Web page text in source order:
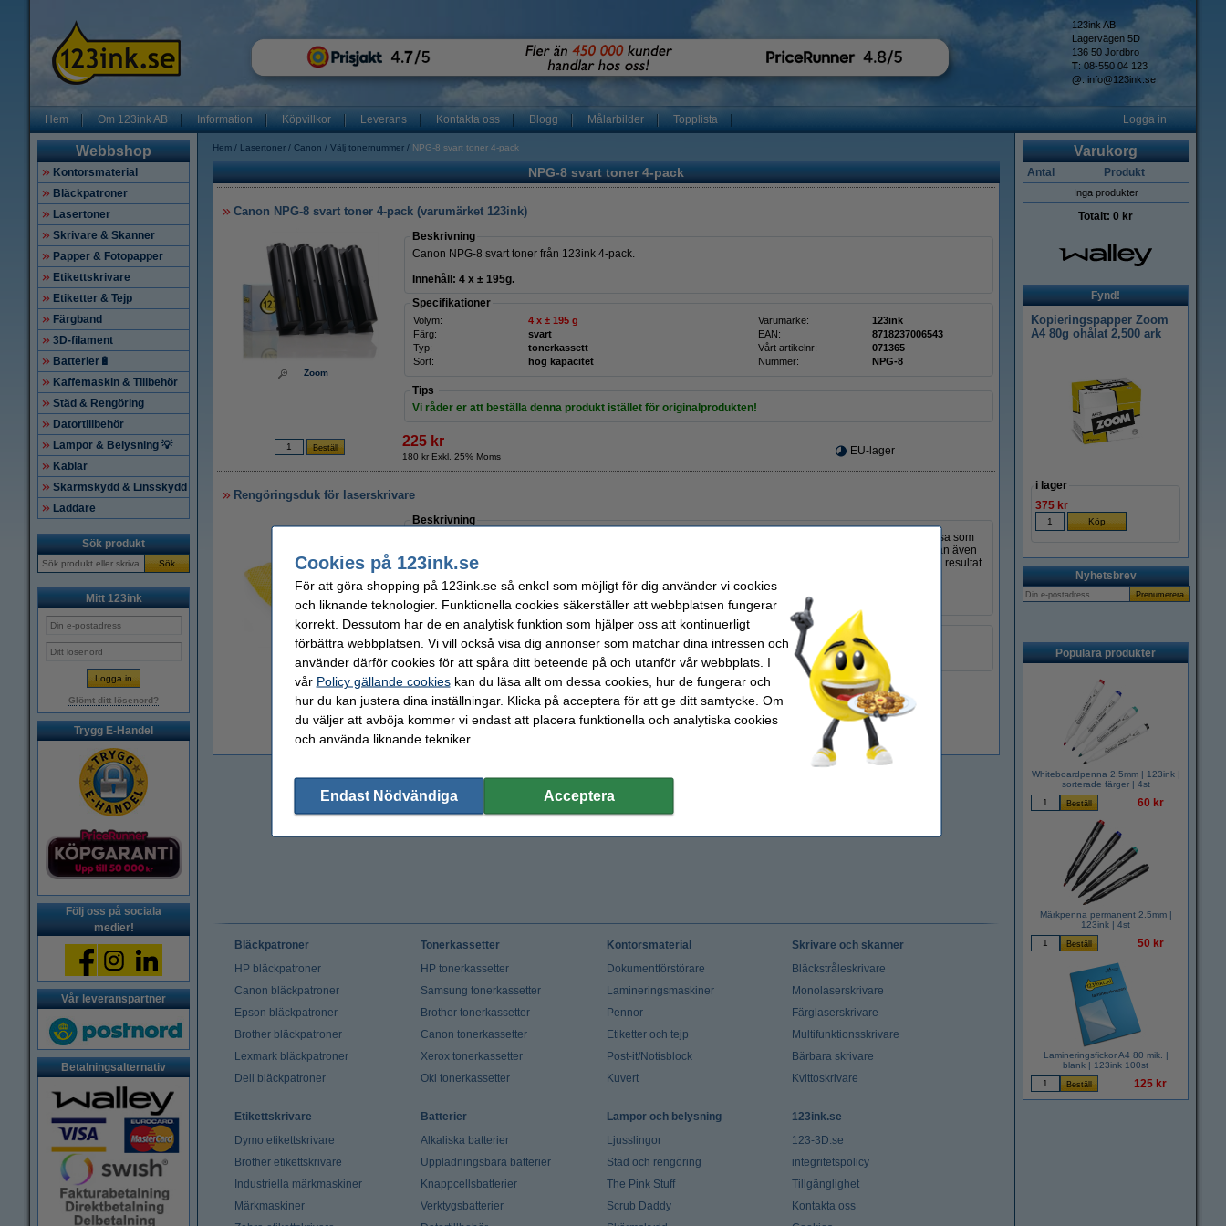
123ink AB
Lagervägen 5D
136 50 Jordbro
T: 08-550 04 123
@: info@123ink.se
Hem Om 123ink AB Information Köpvillkor Leverans Kontakta oss Blogg Målarbilder Topplista Logga in
Webbshop
Kontorsmaterial
Bläckpatroner
Lasertoner
Skrivare & Skanner
Papper & Fotopapper
Etikettskrivare
Etiketter & Tejp
Färgband
3D-filament
Batterier🔋
Kaffemaskin & Tillbehör
Städ & Rengöring
Datortillbehör
Lampor & Belysning 💡
Kablar
Skärmskydd & Linsskydd
Laddare
Sök produkt
Sök
Mitt 123ink
Glömt ditt lösenord?
Trygg E-Handel
Följ oss på sociala
medier!
Vår leveranspartner
Betalningsalternativ
Hem Lasertoner Canon Välj tonernummer NPG-8 svart toner 4-pack
NPG-8 svart toner 4-pack
Canon NPG-8 svart toner 4-pack (varumärket 123ink)
Zoom
Beskrivning
Canon NPG-8 svart toner från 123ink 4-pack.
Innehåll: 4 x ± 195g.
Specifikationer
Volym: 4 x ± 195 g Varumärke:
123ink
Färg:
svart EAN:
8718237006543
Typ:
tonerkassett Vårt artikelnr:
071365
Sort:
hög kapacitet Nummer: NPG-8
Tips
Vi råder er att beställa denna produkt istället för originalprodukten!
225 kr
180 kr Exkl. 25% Moms EU-lager
Rengöringsduk för laserskrivare
Zoom
Beskrivning
Denna rengöringsduk drar åt sig tonerpulver som sedan fäster sig till fibrerna. Till skillnad från en vanlig trasa som
lätt sprider tonerpulver snarare än plockar upp det, fäster sig tonerpulvret ordentligt till denna duk. Duken kan även
användas för att rengöra insidan av själva skrivaren samt för att få bort tonerpulver från händerna. För bästa resultat
OBS! Låt inte duken komma i kontakt med trumenheten (den glansiga cylindern).
Specifikationer
Typ: rengöringsduk för toner Färg:
gul
Mått:
43 x 32 cm (LxB) Vårt artikelnr: 999099
Beställ nu så skickar vi idag!
19 kr
15,20 kr Exkl. 25% Moms i lager
Varukorg
Antal Produkt
Inga produkter
Totalt: 0 kr
Fynd!
Kopieringspapper Zoom
A4 80g ohålat 2,500 ark
i lager
375 kr
Nyhetsbrev
Populära produkter
Whiteboardpenna 2.5mm | 123ink |
sorterade färger | 4st
60 kr
Märkpenna permanent 2.5mm |
123ink | 4st
50 kr
Lamineringsfickor A4 80 mik. |
blank | 123ink 100st
125 kr
Bläckpatroner
HP bläckpatroner
Canon bläckpatroner
Epson bläckpatroner
Brother bläckpatroner
Lexmark bläckpatroner
Dell bläckpatroner
Tonerkassetter
HP tonerkassetter
Samsung tonerkassetter
Brother tonerkassetter
Canon tonerkassetter
Xerox tonerkassetter
Oki tonerkassetter
Kontorsmaterial
Dokumentförstörare
Lamineringsmaskiner
Pennor
Etiketter och tejp
Post-it/Notisblock
Kuvert
Skrivare och skanner
Bläckstråleskrivare
Monolaserskrivare
Färglaserskrivare
Multifunktionsskrivare
Bärbara skrivare
Kvittoskrivare
Etikettskrivare
Dymo etikettskrivare
Brother etikettskrivare
Industriella märkmaskiner
Märkmaskiner
Batterier
Alkaliska batterier
Uppladningsbara batterier
Knappcellsbatterier
Verktygsbatterier
Lampor och belysning
Ljusslingor
Städ och rengöring
The Pink Stuff
Scrub Daddy
123ink.se
123-3D.se
integritetspolicy
Tillgänglighet
Kontakta oss
Cookies på 123ink.se
För att göra shopping på 123ink.se så enkel som möjligt för dig använder vi cookies
och liknande teknologier. Funktionella cookies säkerställer att webbplatsen fungerar
korrekt. Dessutom har de en analytisk funktion som hjälper oss att kontinuerligt
förbättra webbplatsen. Vi vill också visa dig annonser som matchar dina intressen och
använder därför cookies för att spåra ditt beteende på och utanför vår webbplats. I
vår Policy gällande cookieskan du läsa allt om dessa cookies, hur de fungerar och
hur du kan justera dina inställningar. Klicka på acceptera för att ge ditt samtycke. Om
du väljer att avböja kommer vi endast att placera funktionella och analytiska cookies
och använda liknande tekniker.
Endast Nödvändiga Acceptera